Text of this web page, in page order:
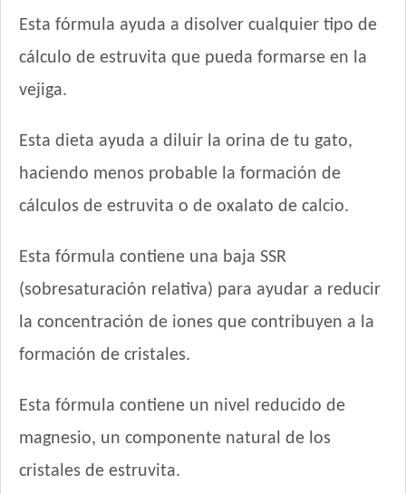
Gran Campeón Gato Adulto
Handler Gato Adulto Urinary
Infinity Gato Adulto
Jaspe Gato Adulto
Jaspe Premium Gato Adulto
Kongo Gato Adulto sabor Carne y Pollo
Kongo Gato Adulto sabor Salmón y Atún
Maintenance Criadores Gato Adulto
Maussy Gatos Adultos Mix Pescado
Maxxium Gato Trucha Patagónica
MisterPet Gato Adulto
Montañés Gato Adulto
Esta fórmula ayuda a disolver cualquier tipo de
cálculo de estruvita que pueda formarse en la
vejiga.
Esta dieta ayuda a diluir la orina de tu gato,
haciendo menos probable la formación de
cálculos de estruvita o de oxalato de calcio.
Esta fórmula contiene una baja SSR
(sobresaturación relativa) para ayudar a reducir
la concentración de iones que contribuyen a la
formación de cristales.
Esta fórmula contiene un nivel reducido de
magnesio, un componente natural de los
cristales de estruvita.